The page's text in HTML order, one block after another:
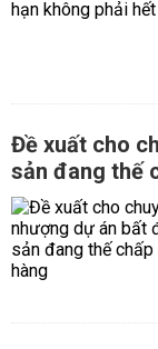
Đề xuất cho
sản đang thế